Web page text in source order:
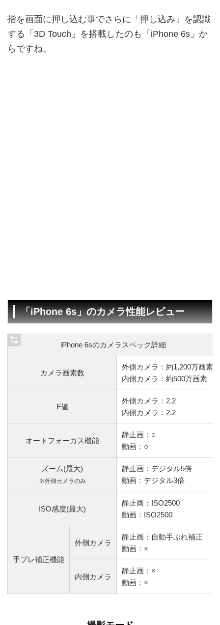
指を画面に押し込む事でさらに「押し込み」を認識
する「3D Touch」を搭載したのも「iPhone 6s」か
らですね。
「iPhone 6s」のカメラ性能レビュー
iPhone 6sのカメラスペック詳細
カメラ画素数
外側カメラ：約1,200万画素
内側カメラ：約500万画素
F値
外側カメラ：2.2
内側カメラ：2.2
オートフォーカス機能
静止画：○
動画：○
ズーム(最大)
※外側カメラのみ
静止画：デジタル5倍
動画：デジタル3倍
ISO感度(最大)
静止画：ISO2500
動画：ISO2500
手ブレ補正機能
外側カメラ
静止画：自動手ぶれ補正
動画：×
内側カメラ
静止画：×
動画：×